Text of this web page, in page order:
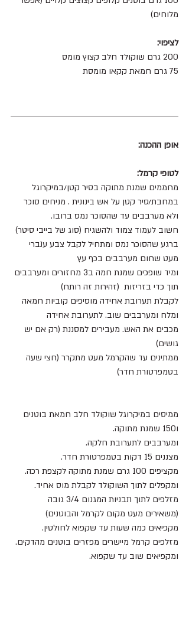
מלוחים)
לציפוי:
200 גרם שוקולד חלב קצוץ מומס
75 גרם חמאת קקאו מומסת
אופן ההכנה:
לטופי קרמל:
מחממים שמנת מתוקה בסיר קטן/במיקרוגל
במחבת/סיר קטן על אש בינונית . מניחים סוכר
ולא מערבבים עד שהסוכר נמס ברובו.
חשוב לעמוד צמוד ולהשגיח (סוג של בייבי סיטר)
ברגע שהסוכר נמס ומתחיל לקבל צבע ענברי
מעט שחום מערבבים בכף עץ
ומיד שופכים שמנת חמה ב3 מחזורים ומערבבים
תוך כדי בזריזות  (זהירות זה רותח)
לקבלת תערובת אחידה מוסיפים קוביות חמאה
ומלח ומערבבים שוב. לתערובת אחידה
מכבים את האש. מעבירים למסננת (רק אם יש
גושים)
ממתינים עד שהקרמל מעט מתקרר (חצי שעה
בטמפרטורת חדר)
ממיסים במיקרוגל שוקולד חלב חמאת בוטנים
ו150 שמנת מתוקה.
ומערבבים לתערובת חלקה.
מצננים 15 דקות בטמפרטורת חדר.
מקציפים 100 גרם שמנת מתוקה לקצפת רכה.
ומקפלים לתוך השוקולד לקבלת מוס אחיד.
מזלפים לתוך תבניות המגנום 3/4 גובה
(משאירים מעט מקום לקרמל והבוטנים)
מקפיאים כמה שעות עד שקפוא לחולטין.
מזלפים קרמל מיישרים מפזרים בוטנים מהדקים.
ומקפיאים שוב עד שקפוא.